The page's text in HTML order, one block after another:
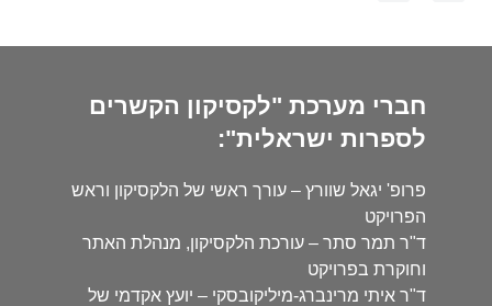
חברי מערכת "לקסיקון הקשרים
לספרות ישראלית":
פרופ' יגאל שוורץ – עורך ראשי של הלקסיקון וראש
הפרויקט
ד"ר תמר סתר – עורכת הלקסיקון, מנהלת האתר
וחוקרת בפרויקט
ד"ר איתי מרינברג-מיליקובסקי – יועץ אקדמי של